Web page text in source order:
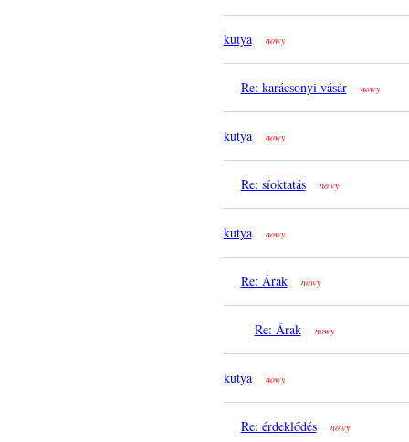
kutya nowy
Re: karácsonyi vásár nowy
kutya nowy
Re: síoktatás nowy
kutya nowy
Re: Árak nowy
Re: Árak nowy
kutya nowy
Re: érdeklődés nowy